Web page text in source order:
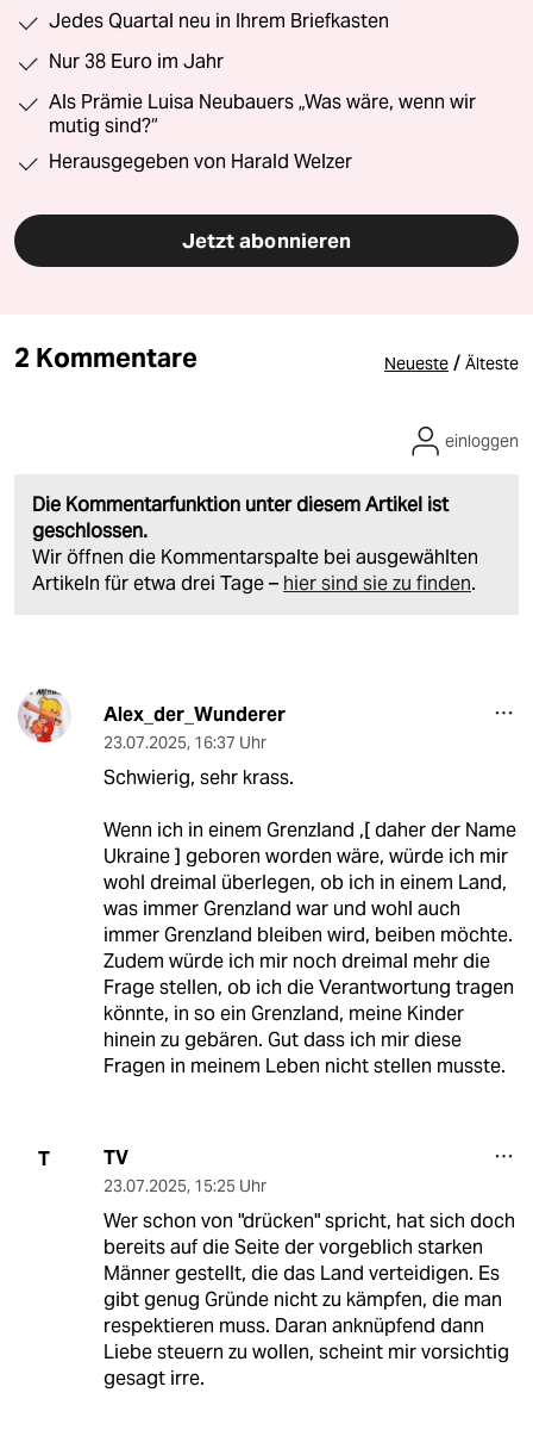
Jedes Quartal neu in Ihrem Briefkasten
Nur 38 Euro im Jahr
Als Prämie Luisa Neubauers „Was wäre, wenn wir
mutig sind?“
Herausgegeben von Harald Welzer
Jetzt abonnieren
2 Kommentare Neueste / Älteste
Die Kommentarfunktion unter diesem Artikel ist
geschlossen.
Wir öffnen die Kommentarspalte bei ausgewählten
Artikeln für etwa drei Tage – hier sind sie zu finden.
einloggen
Alex_der_Wunderer
23.07.2025, 16:37 Uhr
Schwierig, sehr krass.
Wenn ich in einem Grenzland ,[ daher der Name
Ukraine ] geboren worden wäre, würde ich mir
wohl dreimal überlegen, ob ich in einem Land,
was immer Grenzland war und wohl auch
immer Grenzland bleiben wird, beiben möchte.
Zudem würde ich mir noch dreimal mehr die
Frage stellen, ob ich die Verantwortung tragen
könnte, in so ein Grenzland, meine Kinder
hinein zu gebären. Gut dass ich mir diese
Fragen in meinem Leben nicht stellen musste.
T TV
23.07.2025, 15:25 Uhr
Wer schon von "drücken" spricht, hat sich doch
bereits auf die Seite der vorgeblich starken
Männer gestellt, die das Land verteidigen. Es
gibt genug Gründe nicht zu kämpfen, die man
respektieren muss. Daran anknüpfend dann
Liebe steuern zu wollen, scheint mir vorsichtig
gesagt irre.